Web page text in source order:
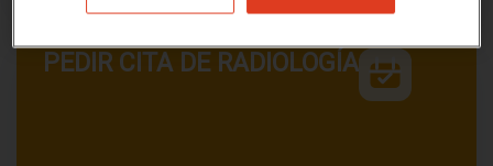
PEDIR CITA DE RADIOLOGÍA